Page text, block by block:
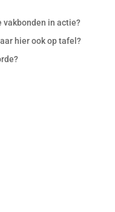
vakbonden in actie?
hier ook op tafel?